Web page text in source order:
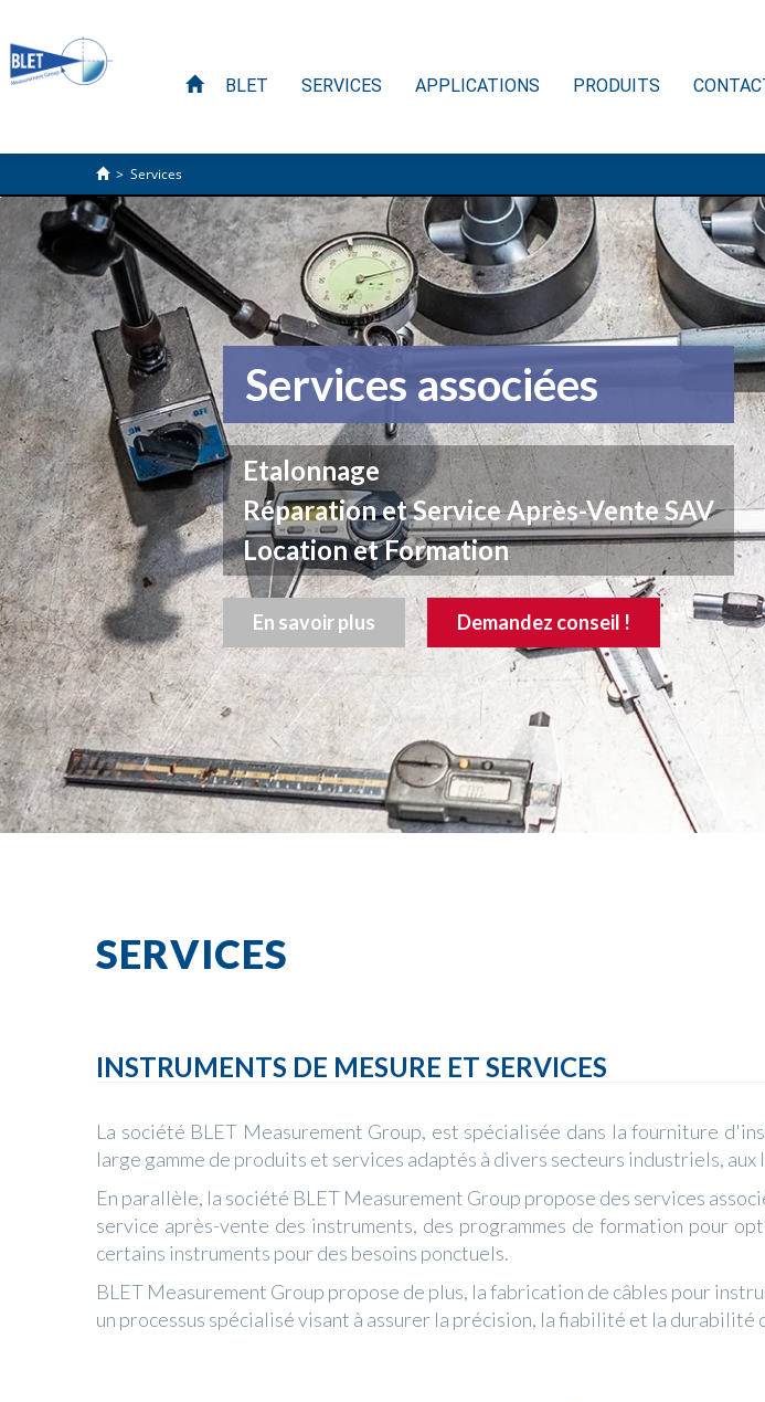
BLET SERVICES APPLICATIONS PRODUITS
> Services
Services associées
Etalonnage
Réparation et Service Après-Vente SAV
Location et Formation
En savoir plus Demandez conseil !
SERVICES
INSTRUMENTS DE MESURE ET SERVICES
La société BLET Measurement Group, est spécialisée dans la fourniture
large gamme de produits et services adaptés à divers secteurs industriels,
En parallèle, la société BLET Measurement Group propose des services
service après-vente des instruments, des programmes de formation pour
certains instruments pour des besoins ponctuels.
BLET Measurement Group propose de plus, la fabrication de câbles pour
un processus spécialisé visant à assurer la précision, la fiabilité et la durabilité